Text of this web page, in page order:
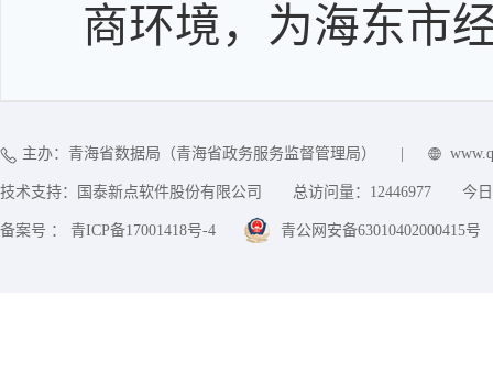
商环境，为海东市
主办：青海省数据局（青海省政务服务监督管理局）
技术支持：国泰新点软件股份有限公司 总访问量： 12446977 今
备案号 ： 青ICP备17001418号-4 青公网安备63010402000415号